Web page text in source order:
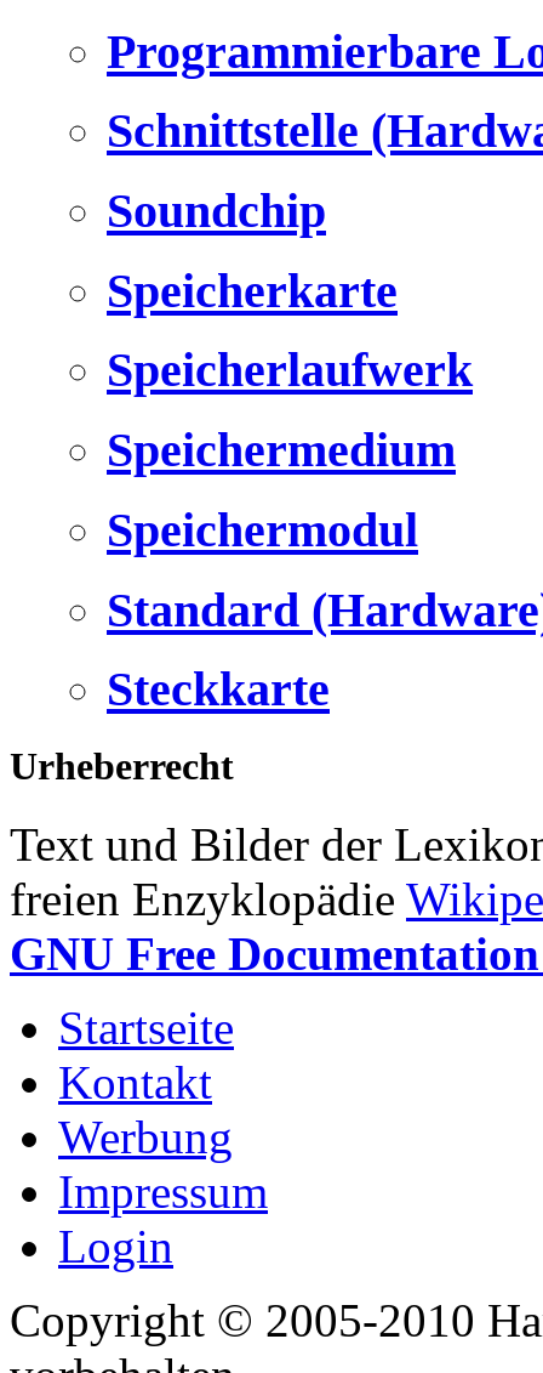
Programmierbare
Schnittstelle
Soundchip
Speicherkarte
Speicherlaufwerk
Speichermedium
Speichermodul
Standard
Steckkarte
Urheberrecht
Text und Bilder der
freien Enzyklopädie
GNU Free
Startseite
Kontakt
Werbung
Impressum
Login
Copyright © 2005-2010